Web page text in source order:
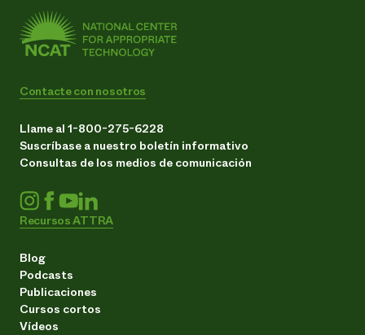
Contacte con nosotros
Llame al 1-800-275-6228
Suscríbase a nuestro boletín informativo
Consultas de los medios de comunicación
Recursos ATTRA
Blog
Podcasts
Publicaciones
Cursos cortos
Vídeos